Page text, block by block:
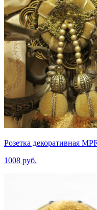
Розетка декоративная
1008 руб.